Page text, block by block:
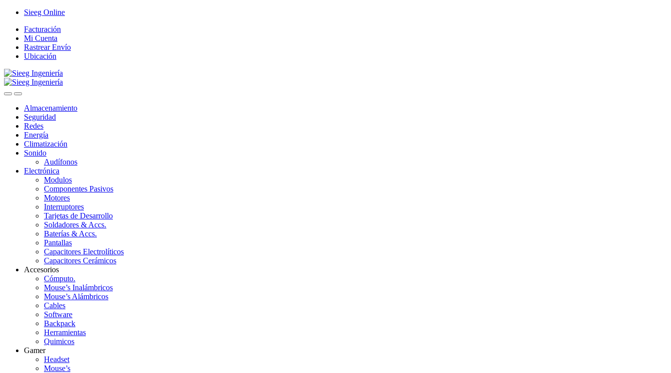
Saltar
navegación
Saltar
contenido
Sieeg Online
Facturación
Mi Cuenta
Rastrear Envío
Ubicación
Almacenamiento
Seguridad
Redes
Energía
Climatización
Sonido
Audífonos
Electrónica
Modulos
Componentes Pasivos
Motores
Interruptores
Tarjetas de Desarrollo
Soldadores & Accs.
Baterías & Accs.
Pantallas
Capacitores Electrolíticos
Capacitores Cerámicos
Accesorios
Cómputo.
Mouse’s Inalámbricos
Mouse’s Alámbricos
Cables
Software
Backpack
Herramientas
Quimicos
Gamer
Headset
Mouse’s